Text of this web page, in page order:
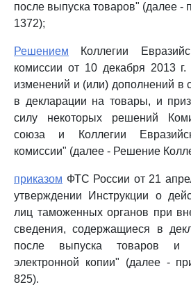
после выпуска товаров" (далее -
1372);
Решением Коллегии
комиссии от 10 декабря 2013
изменений и (или) дополнений в
в декларации на товары, и
силу некоторых решений
союза и Коллегии
комиссии" (далее - Решение
приказом ФТС России от 21
утверждении Инструкции о
лиц таможенных органов при
сведения, содержащиеся в
после выпуска товаров и
электронной копии" (далее -
825).